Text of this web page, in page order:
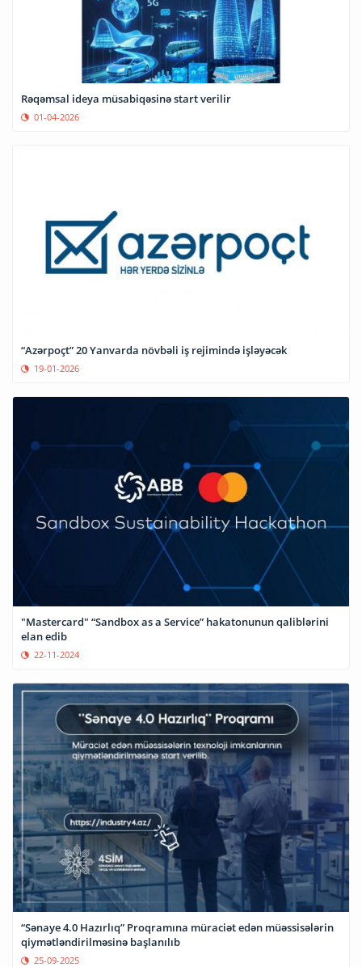
Rəqəmsal ideya müsabiqəsinə start verilir
01-04-2026
“Azərpoçt” 20 Yanvarda növbəli iş rejimində işləyəcək
19-01-2026
"Mastercard" “Sandbox as a Service” hakatonunun qaliblərini
elan edib
22-11-2024
“Sənaye 4.0 Hazırlıq” Proqramına müraciət edən müəssisələrin
qiymətləndirilməsinə başlanılıb
25-09-2025